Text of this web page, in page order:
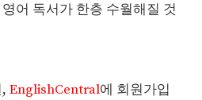
어 독서가 한층 수월해질 것
,EnglishCentral에 회원가입